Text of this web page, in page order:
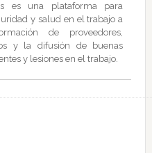
es una plataforma para
y salud en el trabajo a
de proveedores,
y la difusión de buenas
y lesiones en el trabajo.